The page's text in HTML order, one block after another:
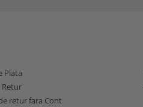
Plata
Retur
retur fara Cont